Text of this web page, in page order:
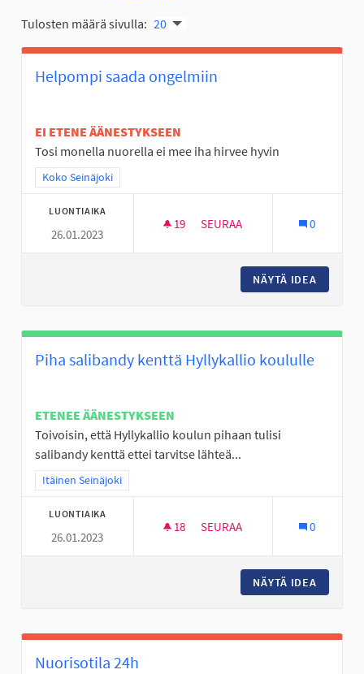
Tulosten määrä sivulla: 20
Helpompi saada ongelmiin
EI ETENE ÄÄNESTYKSEEN
Tosi monella nuorella ei mee iha hirvee hyvin
Rajaa tulokset teeman mukaan: Koko Seinäjoki
Koko Seinäjoki
LUONTIAIKA
26.01.2023
19 19 SEURAAJAA
SEURAA 0
NÄYTÄ IDEA
Piha salibandy kenttä Hyllykallio koululle
ETENEE ÄÄNESTYKSEEN
Toivoisin, että Hyllykallio koulun pihaan tulisi
salibandy kenttä ettei tarvitse lähteä...
Rajaa tulokset teeman mukaan: Itäinen Seinäjoki
Itäinen Seinäjoki
LUONTIAIKA
26.01.2023
18 18 SEURAAJAA
SEURAA 0
NÄYTÄ IDEA
Nuorisotila 24h